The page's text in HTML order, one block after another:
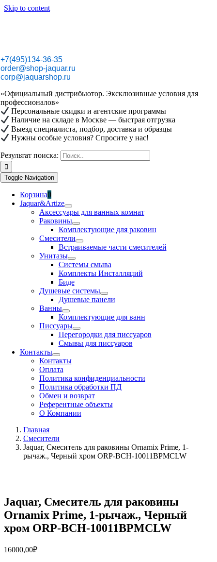
Skip to content
+7(495)134-36-35
order@shop-jaquar.ru
corp@jaquarshop.ru
«Официальный дистрибьютор. Эксклюзивные условия для
профессионалов»
Персональные скидки и агентские программы
Наличие на складе в Москве — быстрая отгрузка
Выезд специалиста, подбор, доставка и образцы
Нужны особые условия? Спросите у нас!
Результат поиска:
Toggle Navigation
Корзина0
Jaquar&Artize
Аксессуары для ванных комнат
Раковины
Комплектующие для раковин
Смесители
Встраиваемые части смесителей
Унитазы
Системы смыва
Комплекты Инсталляций
Биде
Душевые системы
Душевые панели
Ванны
Комплектующие для ванн
Писсуары
Перегородки для писсуаров
Смывы для писсуаров
Контакты
Контакты
Оплата
Политика конфиденциальности
Политика обработки ПД
Обмен и возврат
Референтные объекты
О Компании
Главная
Смесители
Jaquar, Смеситель для раковины Ornamix Prime, 1-
рычаж., Черный хром ORP-BCH-10011BPMCLW
Jaquar, Смеситель для раковины
Ornamix Prime, 1-рычаж., Черный
хром ORP-BCH-10011BPMCLW
16000,00₽